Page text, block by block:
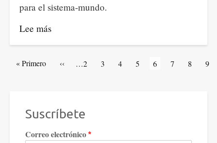
para el sistema-mundo.
Lee más
de
potencia
Entrevista.
Paginación
Primera
« Primero
Página
‹‹
Artículos
…2
Artículos
3
Artículos
4
Artículos
5
Página
6
Artículos
7
Artículos
8 9
Suscríbete
Correo electrónico